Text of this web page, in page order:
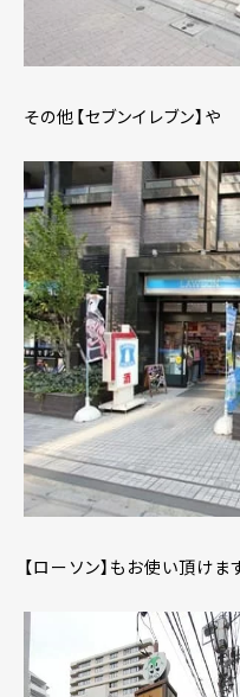
その他【セブンイレブン】や
【ローソン】もお使い頂けま